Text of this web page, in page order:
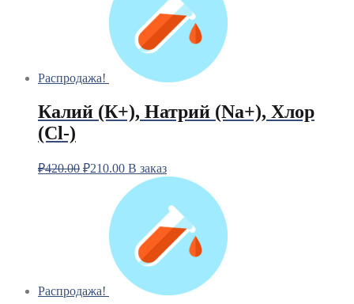
Распродажа!
Калий (К+), Натрий (Na+), Хлор
(Сl-)
₽420.00 ₽210.00 В заказ
Распродажа!